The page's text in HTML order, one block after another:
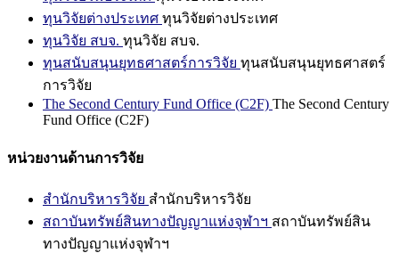
ทุนวิจัยต่างประเทศ ทุนวิจัยต่างประเทศ
ทุนวิจัย สบจ. ทุนวิจัย สบจ.
ทุนสนับสนุนยุทธศาสตร์การวิจัย ทุนสนับสนุนยุทธศาสตร์
การวิจัย
The Second Century Fund Office (C2F) The Second Century
Fund Office (C2F)
หน่วยงานด้านการวิจัย
สำนักบริหารวิจัย สำนักบริหารวิจัย
สถาบันทรัพย์สินทางปัญญาแห่งจุฬาฯ สถาบันทรัพย์สิน
ทางปัญญาแห่งจุฬาฯ